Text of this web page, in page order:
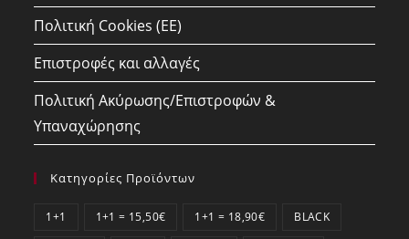
Πολιτική Cookies (ΕΕ)
Επιστροφές και αλλαγές
Πολιτική Ακύρωσης/Επιστροφών &
Υπαναχώρησης
Κατηγορίες Προϊόντων
1+1 1+1 = 15,50€ 1+1 = 18,90€ BLACK